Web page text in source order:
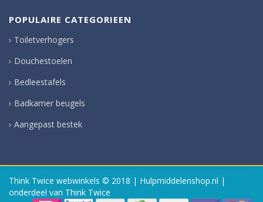
POPULAIRE CATEGORIEEN
Toiletverhogers
Douchestoelen
Bedleestafels
Badkamer beugels
Aangepast bestek
Think Twice webwinkels © 2018 | Hulpmiddelenshop.nl |
onderdeel van Think Twice